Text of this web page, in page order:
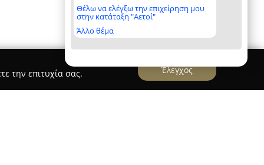
Θέλω να ελέγξω την επιχείρηση μου
στην κατάταξη "Αετοί"
Άλλο θέμα
την επιτυχία σας. Έλεγχος